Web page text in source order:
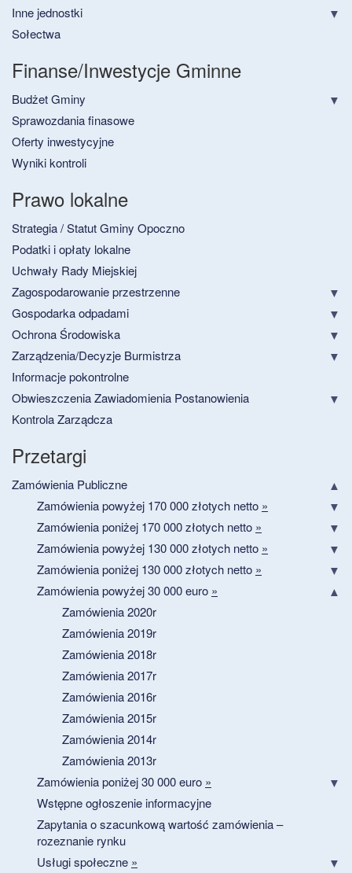
Inne jednostki
Sołectwa
Finanse/Inwestycje Gminne
Budżet Gminy
Sprawozdania finasowe
Oferty inwestycyjne
Wyniki kontroli
Prawo lokalne
Strategia / Statut Gminy Opoczno
Podatki i opłaty lokalne
Uchwały Rady Miejskiej
Zagospodarowanie przestrzenne
Gospodarka odpadami
Ochrona Środowiska
Zarządzenia/Decyzje Burmistrza
Informacje pokontrolne
Obwieszczenia Zawiadomienia Postanowienia
Kontrola Zarządcza
Przetargi
Zamówienia Publiczne
Zamówienia powyżej 170 000 złotych netto »
Zamówienia poniżej 170 000 złotych netto »
Zamówienia powyżej 130 000 złotych netto »
Zamówienia poniżej 130 000 złotych netto »
Zamówienia powyżej 30 000 euro »
Zamówienia 2020r
Zamówienia 2019r
Zamówienia 2018r
Zamówienia 2017r
Zamówienia 2016r
Zamówienia 2015r
Zamówienia 2014r
Zamówienia 2013r
Zamówienia poniżej 30 000 euro »
Wstępne ogłoszenie informacyjne
Zapytania o szacunkową wartość zamówienia –
rozeznanie rynku
Usługi społeczne »